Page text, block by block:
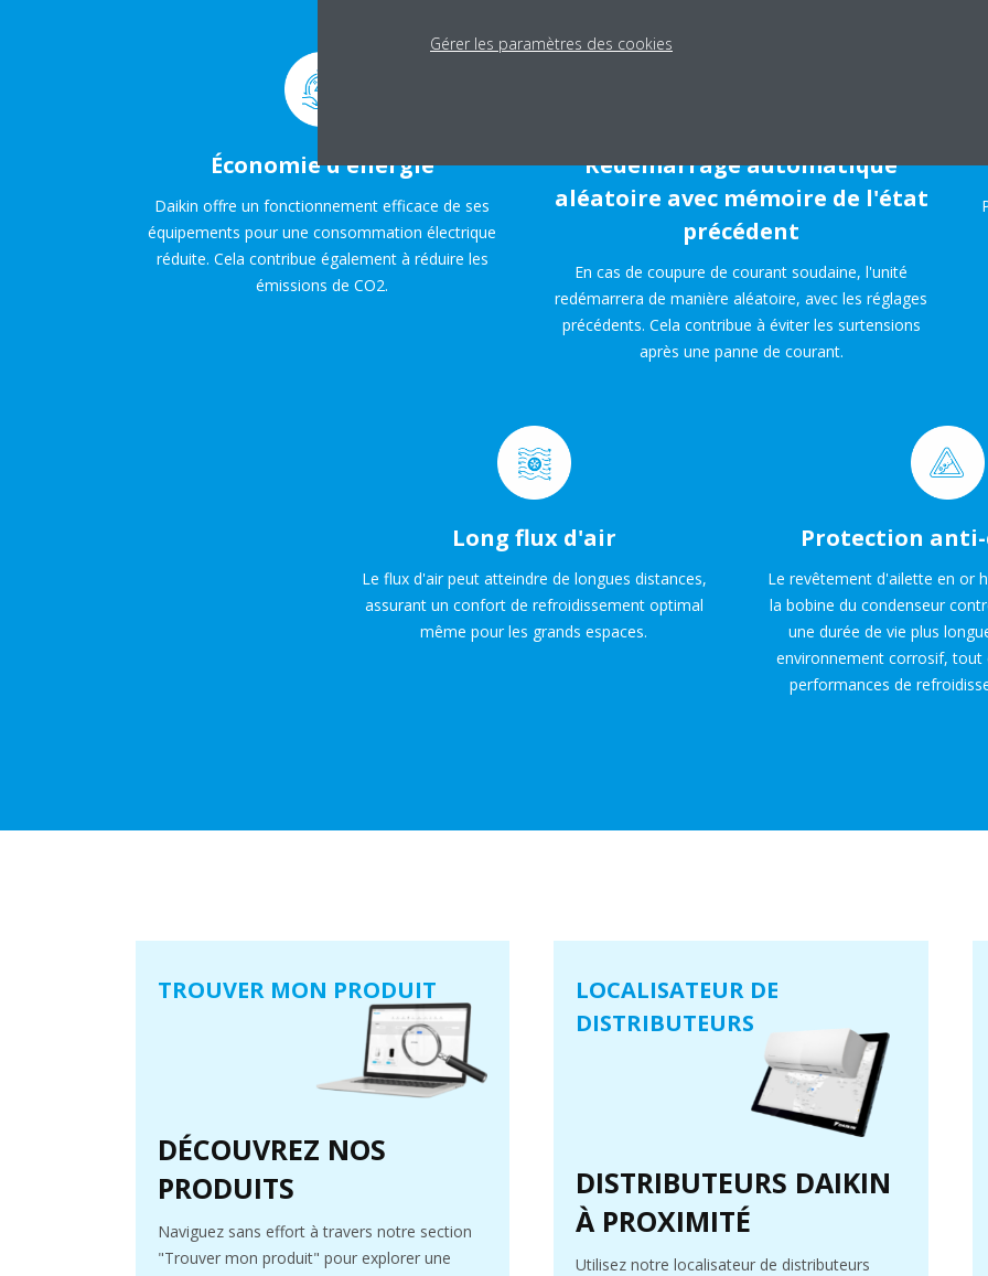
Économie d'énergie
Daikin offre un fonctionnement efficace de ses
équipements pour une consommation électrique
réduite. Cela contribue également à réduire les
émissions de CO2.
Redémarrage automatique
aléatoire avec mémoire de l'état
précédent
En cas de coupure de courant soudaine, l'unité
redémarrera de manière aléatoire, avec les réglages
précédents. Cela contribue à éviter les surtensions
après une panne de courant.
Long flux d'air
Le flux d'air peut atteindre de longues distances,
assurant un confort de refroidissement optimal
même pour les grands espaces.
Protection
Le revêtement d'ailette en or
la bobine du condenseur
une durée de vie plus
environnement corrosif, tout
performances de
TROUVER MON PRODUIT
DÉCOUVREZ NOS
PRODUITS
Naviguez sans effort à travers notre section
"Trouver mon produit" pour explorer une
LOCALISATEUR DE
DISTRIBUTEURS
DISTRIBUTEURS DAIKIN
À PROXIMITÉ
Utilisez notre localisateur de distributeurs
Gérer les paramètres des cookies